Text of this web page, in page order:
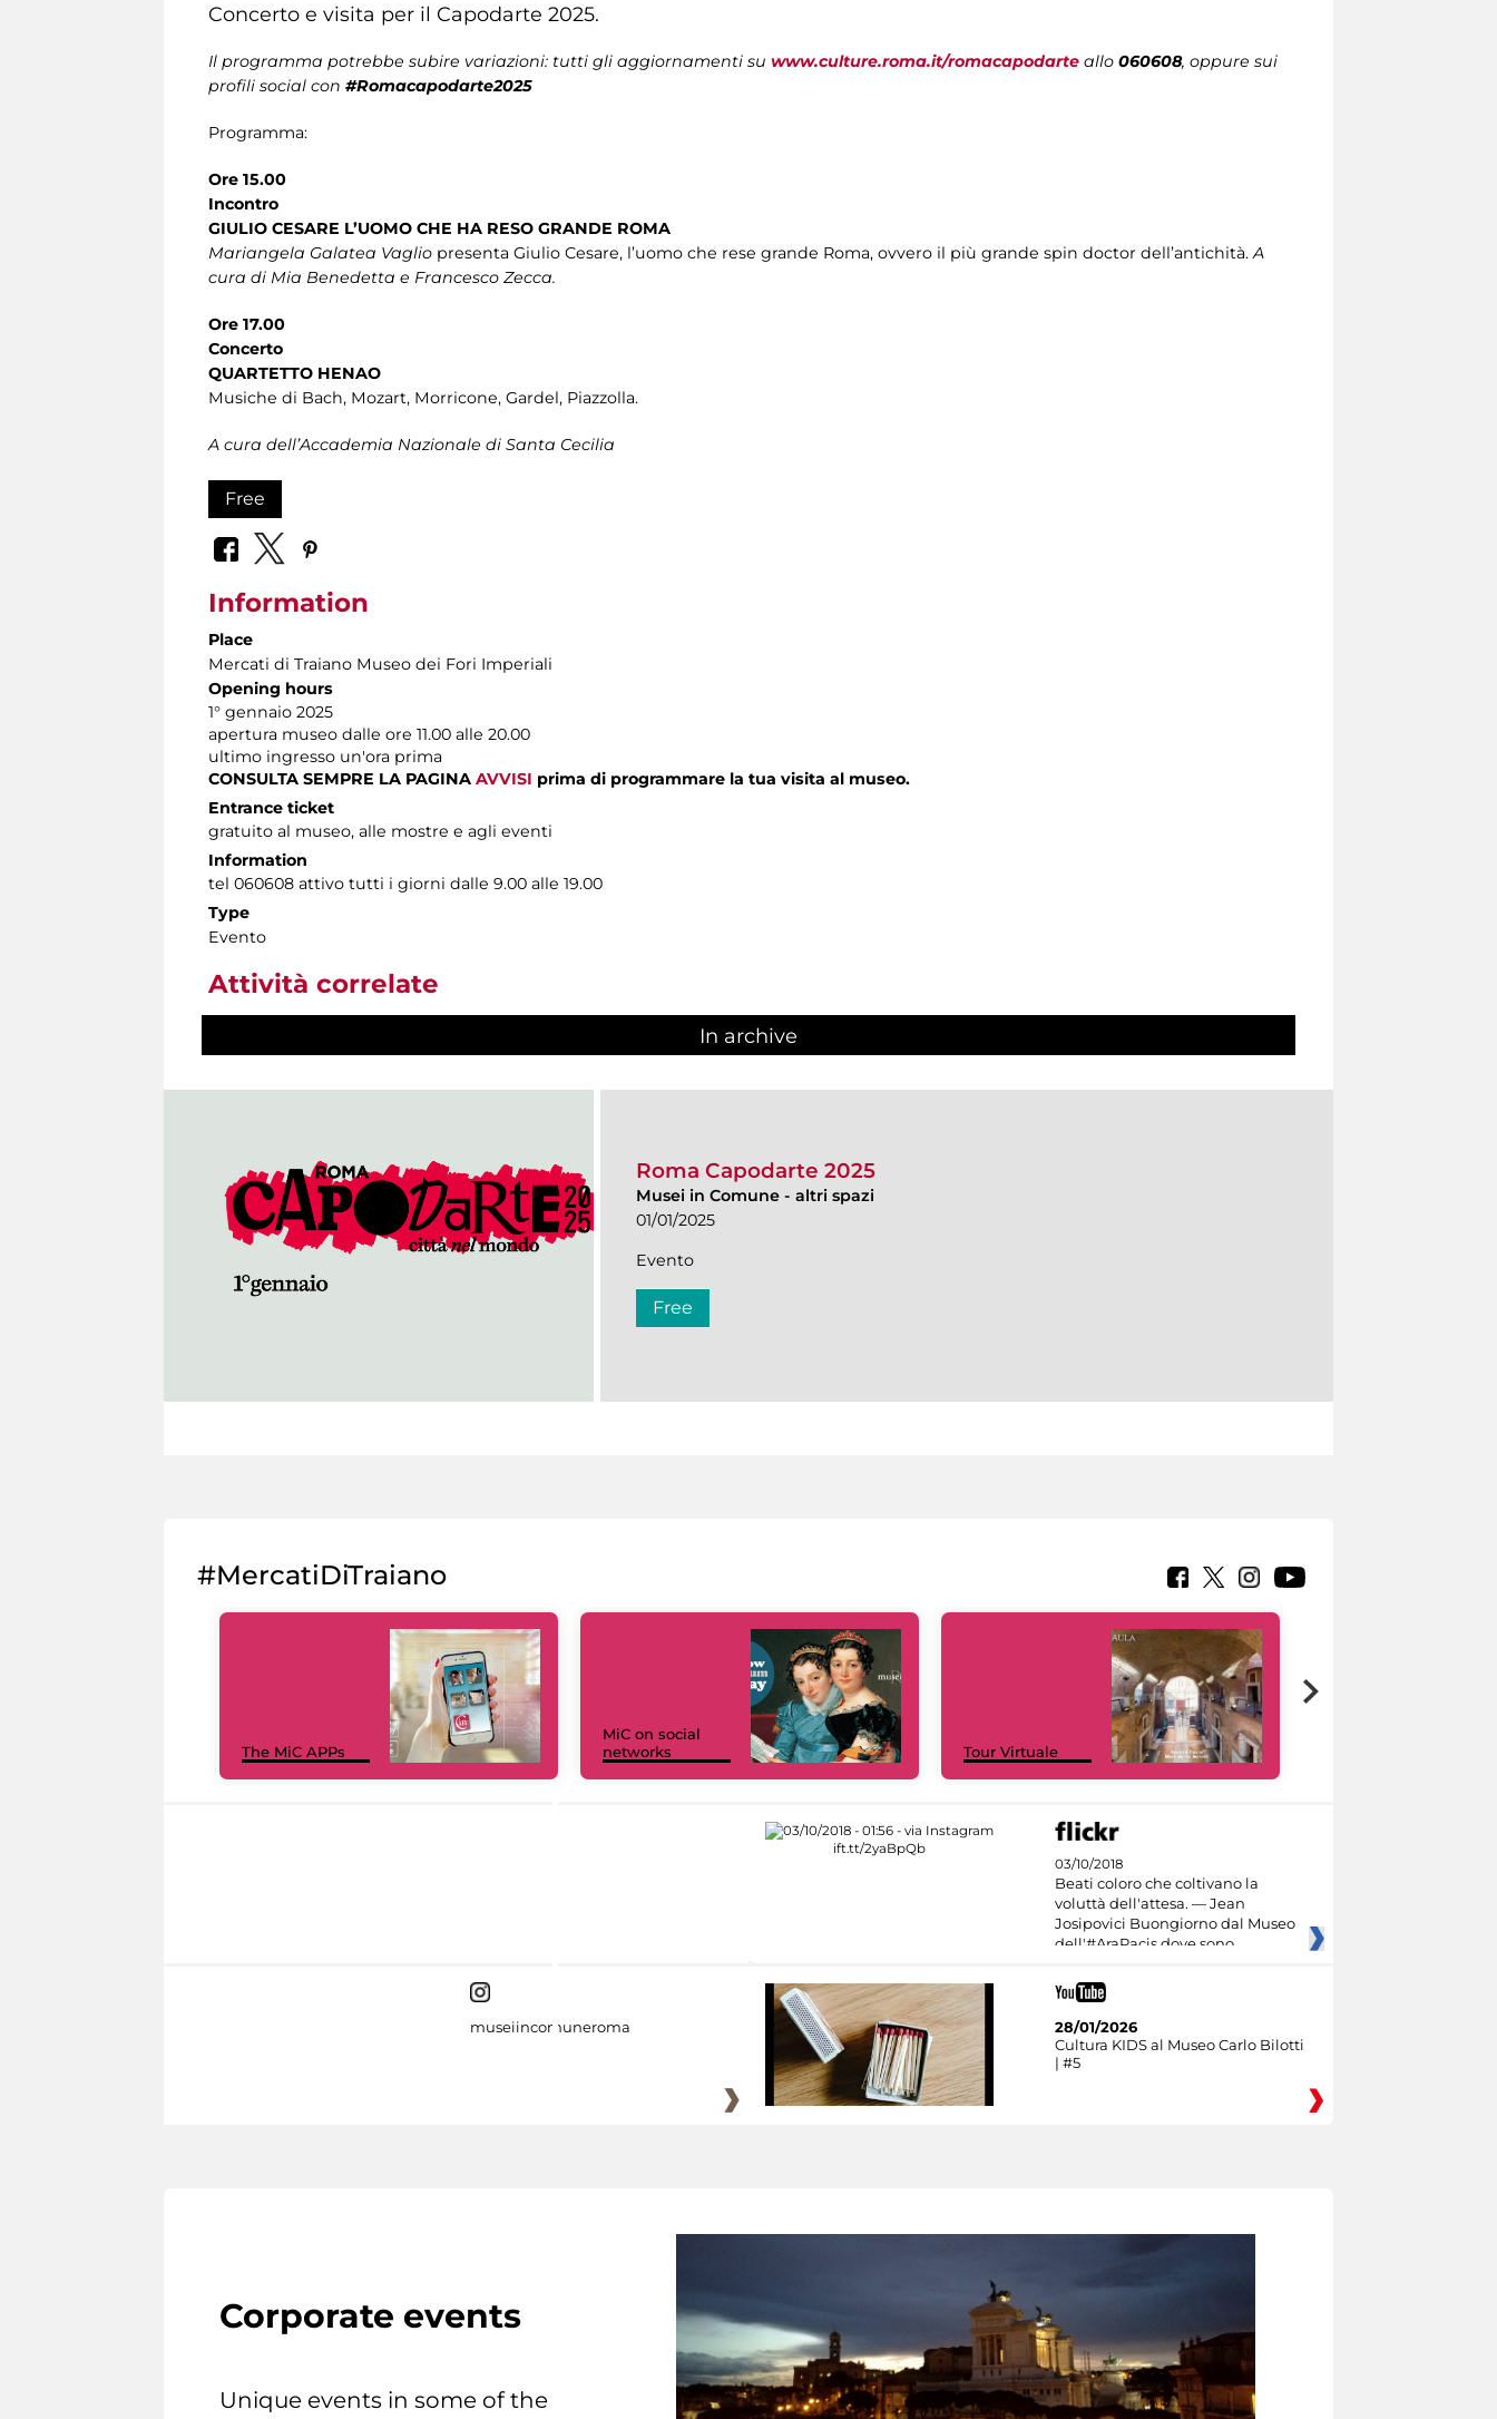
Concerto e visita per il Capodarte 2025.
Il programma potrebbe subire variazioni: tutti gli aggiornamenti su www.culture.roma.it/romacapodarte allo 060608, oppure sui
profili social con #Romacapodarte2025
Programma:
Ore 15.00
Incontro
GIULIO CESARE L’UOMO CHE HA RESO GRANDE ROMA
Mariangela Galatea Vaglio presenta Giulio Cesare, l’uomo che rese grande Roma, ovvero il più grande spin doctor dell’antichità.A
cura di Mia Benedetta e Francesco Zecca.
Ore 17.00
Concerto
QUARTETTO HENAO
Musiche di Bach, Mozart, Morricone, Gardel, Piazzolla.
A cura dell’Accademia Nazionale di Santa Cecilia
Free
Information
Place
Mercati di Traiano Museo dei Fori Imperiali
Opening hours
1° gennaio 2025
apertura museo dalle ore 11.00 alle 20.00
ultimo ingresso un'ora prima
CONSULTA SEMPRE LA PAGINA AVVISI prima di programmare la tua visita al museo.
Entrance ticket
gratuito al museo, alle mostre e agli eventi
Information
tel 060608 attivo tutti i giorni dalle 9.00 alle 19.00
Type
Evento
Attività correlate
In archive
Roma Capodarte 2025
Musei in Comune - altri spazi
01/01/2025
Evento
Free
#MercatiDiTraiano
The MiC APPs
MiC on social
networks
Tour Virtuale
03/10/2018
Beati coloro che coltivano la
voluttà dell'attesa. — Jean
Josipovici Buongiorno dal Museo
dell'#AraPacis dove sono
museiincomuneroma
28/01/2026
Cultura KIDS al Museo Carlo Bilotti
| #5
Corporate events
Unique events in some of the